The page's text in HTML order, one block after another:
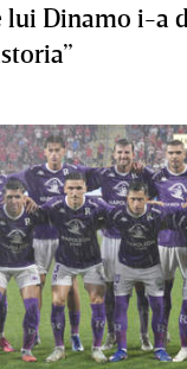
lui Dinamo i-a